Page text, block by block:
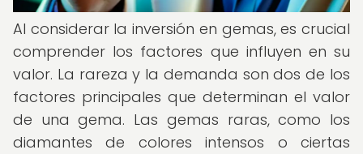
Al considerar la inversión en gemas, es crucial
comprender los factores que influyen en su
valor. La rareza y la demanda son dos de los
factores principales que determinan el valor
de una gema. Las gemas raras, como los
diamantes de colores intensos o ciertas